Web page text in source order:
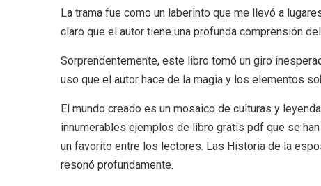
La trama fue como un laberinto que me llevó a
claro que el autor tiene una profunda comprensión
Sorprendentemente, este libro tomó un giro
uso que el autor hace de la magia y los elementos
El mundo creado es un mosaico de culturas y
innumerables ejemplos de libro gratis pdf que se
un favorito entre los lectores. Las Historia de la
resonó profundamente.